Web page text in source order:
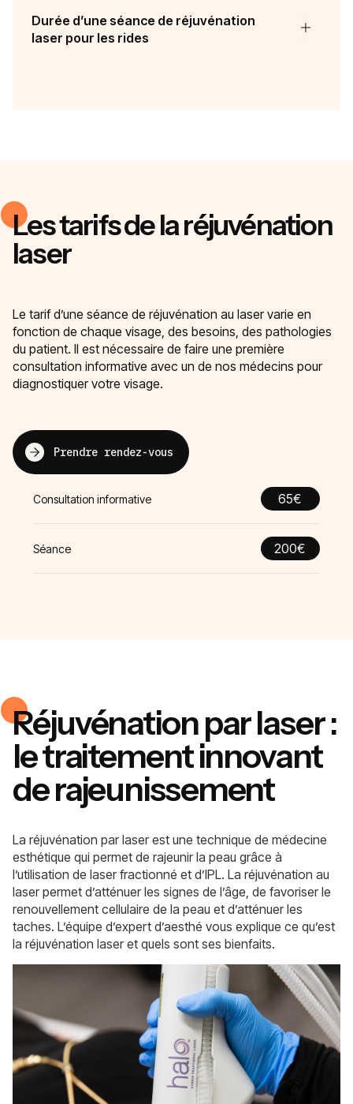
Durée d’une séance de réjuvénation
laser pour les rides
Les tarifs de la réjuvénation
laser
Le tarif d’une séance de réjuvénation au laser varie en
fonction de chaque visage, des besoins, des pathologies
du patient. Il est nécessaire de faire une première
consultation informative avec un de nos médecins pour
diagnostiquer votre visage.
Prendre rendez-vous
Consultation informative 65€
Séance 200€
Réjuvénation par laser :
le traitement innovant
de rajeunissement
La réjuvénation par laser est une technique de médecine
esthétique qui permet de rajeunir la peau grâce à
l’utilisation de laser fractionné et d’IPL. La réjuvénation au
laser permet d’atténuer les signes de l’âge, de favoriser le
renouvellement cellulaire de la peau et d’atténuer les
taches. L’équipe d’expert d’aesthé vous explique ce qu’est
la réjuvénation laser et quels sont ses bienfaits.